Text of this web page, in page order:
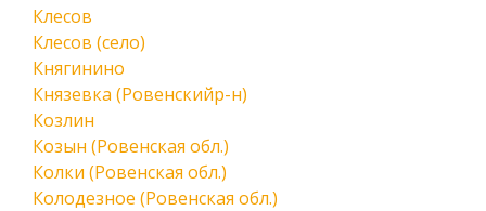
Клесов
Клесов (село)
Княгинино
Князевка (Ровенскийр-н)
Козлин
Козын (Ровенская обл.)
Колки (Ровенская обл.)
Колодезное (Ровенская обл.)